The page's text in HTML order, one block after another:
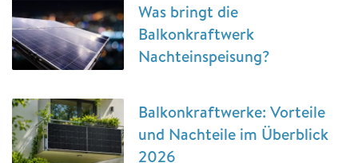
Was bringt die
Balkonkraftwerk
Nachteinspeisung?
Balkonkraftwerke: Vorteile
und Nachteile im Überblick
2026